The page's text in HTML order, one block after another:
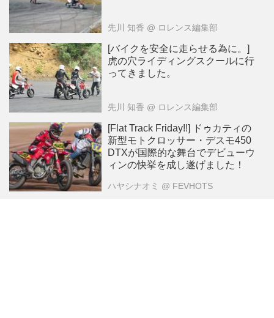
先川 知香 @ ロレンス編集部
[バイクを安全に走らせる為に。]
虎の穴ライディングスクールに行
ってきました。
先川 知香 @ ロレンス編集部
[Flat Track Friday!!] ドゥカティの
新型モトクロッサー・デスモ450
DTXが国際的な舞台でデビューウ
ィンの快挙を成し遂げました！
ハヤシナオミ @ FEVHOTS